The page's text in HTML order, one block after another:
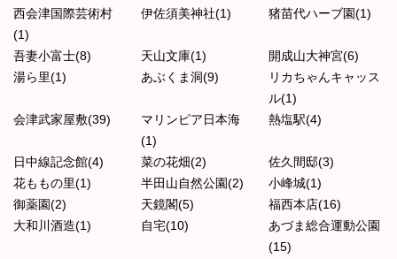
西会津国際芸術村
(1)
伊佐須美神社(1) 猪苗代ハーブ園(1)
吾妻小富士(8) 天山文庫(1)
開成山大神宮(6)
湯ら里(1)
あぶくま洞(9)
リカちゃんキャッス
ル(1)
会津武家屋敷(39)
マリンピア日本海
(1)
熱塩駅(4)
日中線記念館(4) 菜の花畑(2)
佐久間邸(3)
花ももの里(1)
半田山自然公園(2)
小峰城(1)
御薬園(2)
天鏡閣(5)
福西本店(16)
大和川酒造(1)
自宅(10)
あづま総合運動公園
(15)